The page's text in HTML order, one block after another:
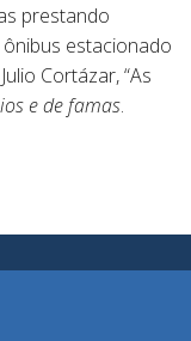
prestando
estacionado
Cortázar, “As
e de famas.